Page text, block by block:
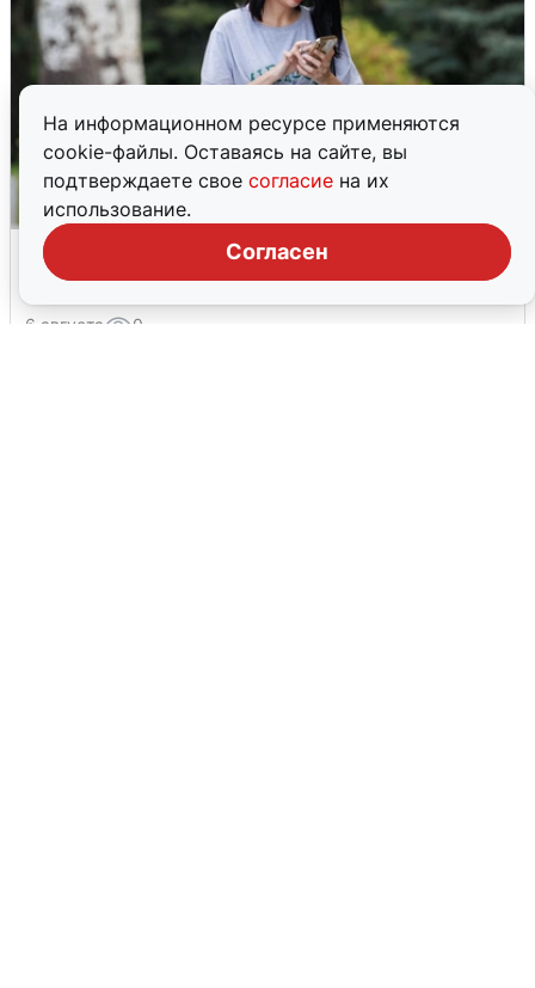
На информационном ресурсе применяются
cookie-файлы. Оставаясь на сайте, вы
подтверждаете свое согласие на их
использование.
Согласен
Волгоградцы остались без
мобильного интернета
6 августа 0